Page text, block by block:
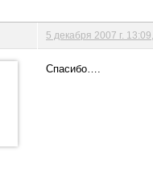
5 декабря 2007 г. 13:09
Спасибо….